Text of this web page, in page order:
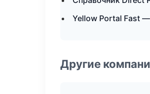
Yellow Portal Fast
Другие